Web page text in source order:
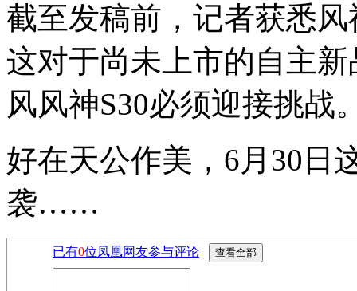
截至发稿前，记者获悉
这对于尚未上市的自主
风风神S30必须迎接挑战
好在天公作美，6月30日
袭……
已有0位凤凰网友参与评论